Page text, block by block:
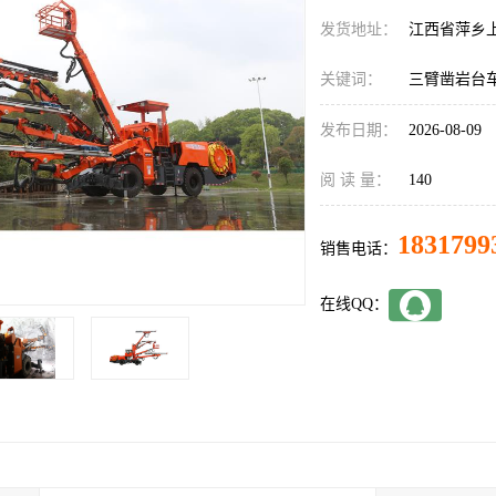
发货地址： 江西省萍乡
关键词： 三臂凿岩台
发布日期： 2026-08-09
阅 读 量： 140
销售电话：
在线QQ：